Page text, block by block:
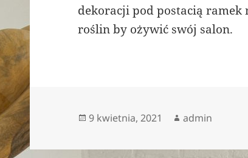
dekoracji pod postacią
roślin by ożywić swój salon.
Opublikowano
9 kwietnia, 2021 Autor
admin